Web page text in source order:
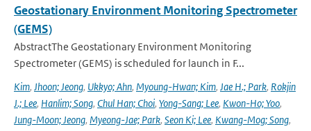
Geostationary Environment Monitoring Spectrometer
(GEMS)
AbstractThe Geostationary Environment Monitoring
Spectrometer (GEMS) is scheduled for launch in F...
Kim, Jhoon; Jeong, Ukkyo; Ahn, Myoung-Hwan; Kim, Jae H.; Park, Rokjin
J.; Lee, Hanlim; Song, Chul Han; Choi, Yong-Sang; Lee, Kwon-Ho; Yoo,
Jung-Moon; Jeong, Myeong-Jae; Park, Seon Ki; Lee, Kwang-Mog; Song,